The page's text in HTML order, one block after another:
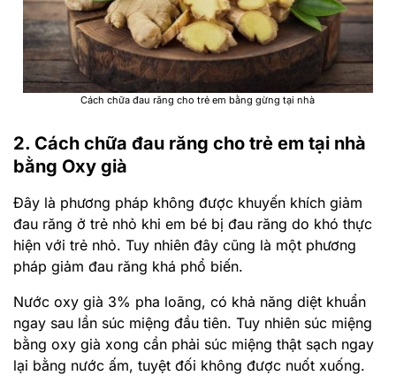
Cách chữa đau răng cho trẻ em bằng gừng tại nhà
2. Cách chữa đau răng cho trẻ em tại nhà
bằng Oxy già
Đây là phương pháp không được khuyến khích giảm
đau răng ở trẻ nhỏ khi em bé bị đau răng do khó thực
hiện với trẻ nhỏ. Tuy nhiên đây cũng là một phương
pháp giảm đau răng khá phổ biến.
Nước oxy già 3% pha loãng, có khả năng diệt khuẩn
ngay sau lần súc miệng đầu tiên. Tuy nhiên súc miệng
bằng oxy già xong cần phải súc miệng thật sạch ngay
lại bằng nước ấm, tuyệt đối không được nuốt xuống.